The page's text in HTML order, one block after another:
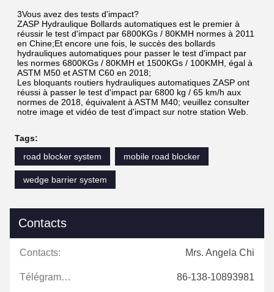
3Vous avez des tests d'impact?
ZASP Hydraulique Bollards automatiques est le premier à
réussir le test d'impact par 6800KGs / 80KMH normes à 2011
en Chine;Et encore une fois, le succès des bollards
hydrauliques automatiques pour passer le test d'impact par
les normes 6800KGs / 80KMH et 1500KGs / 100KMH, égal à
ASTM M50 et ASTM C60 en 2018;
Les bloquants routiers hydrauliques automatiques ZASP ont
réussi à passer le test d'impact par 6800 kg / 65 km/h aux
normes de 2018, équivalent à ASTM M40; veuillez consulter
notre image et vidéo de test d'impact sur notre station Web.
Tags:
road blocker system
mobile road blocker
wedge barrier system
Contacts
Contacts: Mrs. Angela Chi
Télégramme: 86-138-10893981